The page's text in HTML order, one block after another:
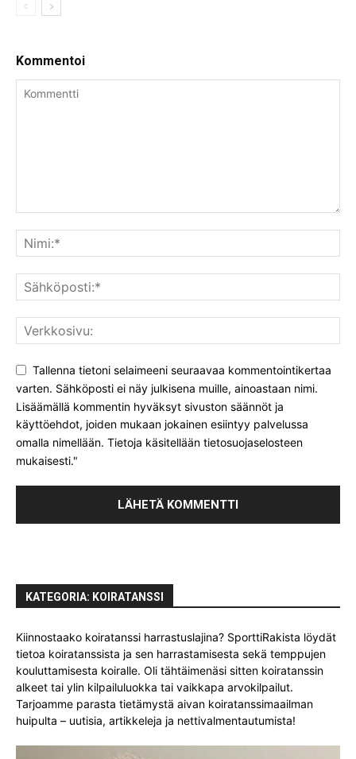
Kommentoi
Tallenna tietoni selaimeeni seuraavaa kommentointikertaa
varten. Sähköposti ei näy julkisena muille, ainoastaan nimi.
Lisäämällä kommentin hyväksyt sivuston säännöt ja
käyttöehdot, joiden mukaan jokainen esiintyy palvelussa
omalla nimellään. Tietoja käsitellään tietosuojaselosteen
mukaisesti."
KATEGORIA: KOIRATANSSI
Kiinnostaako koiratanssi harrastuslajina? SporttiRakista löydät
tietoa koiratanssista ja sen harrastamisesta sekä temppujen
kouluttamisesta koiralle. Oli tähtäimenäsi sitten koiratanssin
alkeet tai ylin kilpailuluokka tai vaikkapa arvokilpailut.
Tarjoamme parasta tietämystä aivan koiratanssimaailman
huipulta – uutisia, artikkeleja ja nettivalmentautumista!